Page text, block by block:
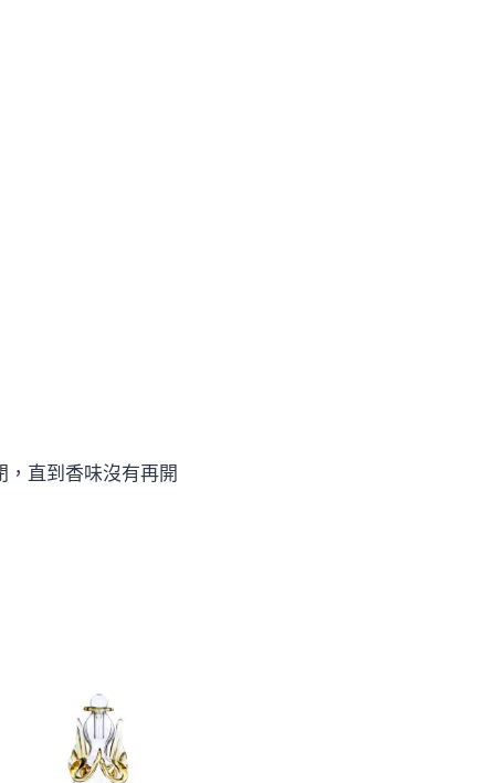
直到香味沒有再開